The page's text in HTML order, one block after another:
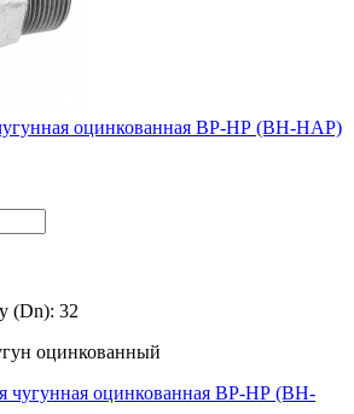
оцинкованная ВР-НР (ВН-НАР)
(Dn): 32
оцинкованный